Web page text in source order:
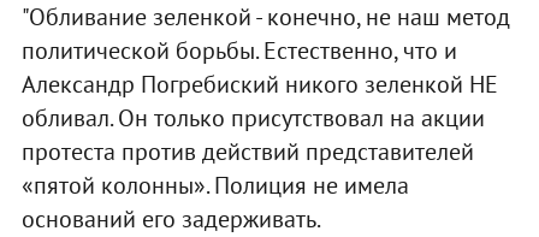
"Обливание зеленкой - конечно, не наш метод
политической борьбы. Естественно, что и
Александр Погребиский никого зеленкой НЕ
обливал. Он только присутствовал на акции
протеста против действий представителей
«пятой колонны». Полиция не имела
оснований его задерживать.